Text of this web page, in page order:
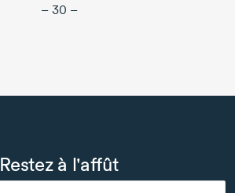
– 30 –
Restez à l'affût